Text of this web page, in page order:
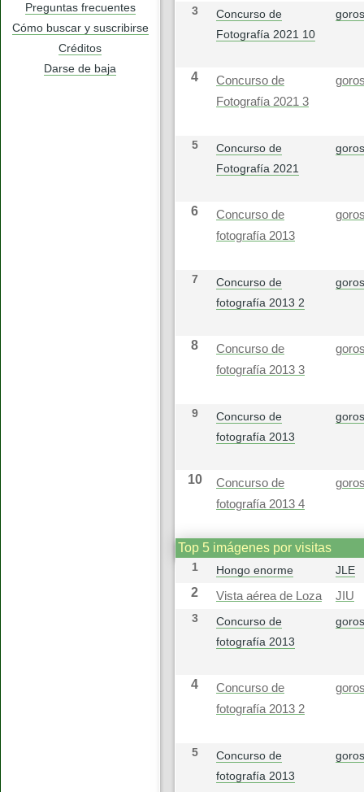
Preguntas frecuentes
Cómo buscar y suscribirse
Créditos
Darse de baja
3
Concurso de
Fotografía 2021 10
4
Concurso de
Fotografía 2021 3
5
Concurso de
Fotografía 2021
6
Concurso de
fotografía 2013
7
Concurso de
fotografía 2013 2
8
Concurso de
fotografía 2013 3
9
Concurso de
fotografía 2013
10
Concurso de
fotografía 2013 4
Top 5 imágenes por visitas
1 Hongo enorme JLE
2 Vista aérea de Loza
JIU
3
Concurso de
fotografía 2013
4
Concurso de
fotografía 2013 2
5
Concurso de
fotografía 2013